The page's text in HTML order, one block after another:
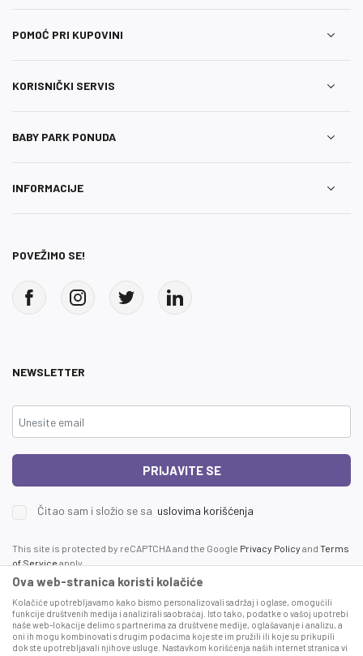
POMOĆ PRI KUPOVINI
KORISNIČKI SERVIS
BABY PARK PONUDA
INFORMACIJE
POVEŽIMO SE!
NEWSLETTER
PRIJAVITE SE
Čitao sam i složio se sa uslovima korišćenja
This site is protected by reCAPTCHA and the Google Privacy Policy and Terms
of Serviceapply.
Ova web-stranica koristi kolačiće
Kolačiće upotrebljavamo kako bismo personalizovali sadržaj i oglase, omogućili
funkcije društvenih medija i analizirali saobraćaj. Isto tako, podatke o vašoj upotrebi
naše web-lokacije delimo s partnerima za društvene medije, oglašavanje i analizu, a
oni ih mogu kombinovati s drugim podacima koje ste im pružili ili koje su prikupili
dok ste upotrebljavali njihove usluge. Nastavkom korišćenja naših internet stranica vi